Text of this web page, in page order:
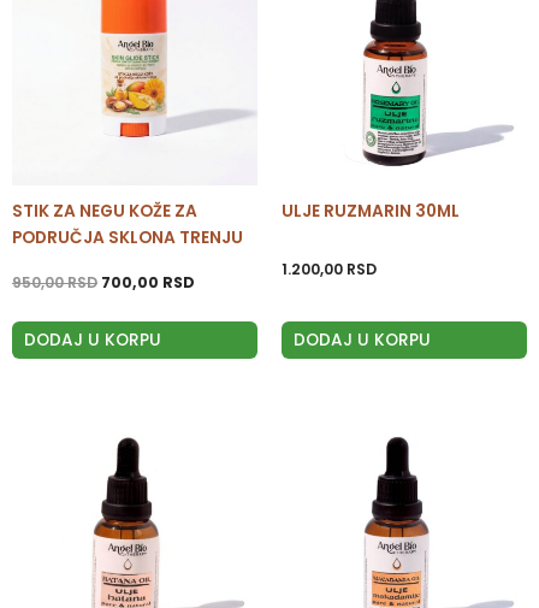
STIK ZA NEGU KOŽE ZA
PODRUČJA SKLONA TRENJU
950,00RSD 700,00 RSD
DODAJ U KORPU
ULJE RUZMARIN 30ML
1.200,00 RSD
DODAJ U KORPU